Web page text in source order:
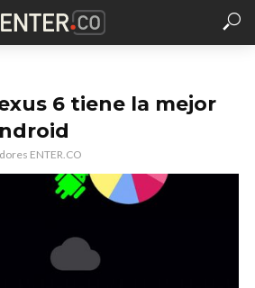
6 tiene la mejor
ENTER.CO